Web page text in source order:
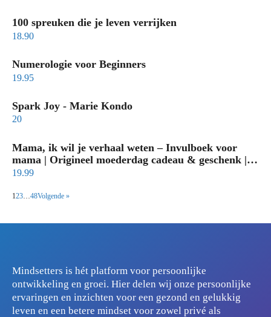
100 spreuken die je leven verrijken
18.90
Numerologie voor Beginners
19.95
Spark Joy - Marie Kondo
20
Mama, ik wil je verhaal weten – Invulboek voor
mama | Origineel moederdag cadeau & geschenk |
Persoonlijk invulboek volwassenen
19.99
123…48Volgende »
Mindsetters is hét platform voor persoonlijke
ontwikkeling en groei. Hier delen wij onze persoonlijke
ervaringen en inzichten voor een gezond en gelukkig
leven en een betere mindset voor zowel privé als